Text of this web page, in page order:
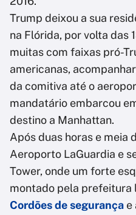
Trump deixou a sua
na Flórida, por volta das
muitas com faixas pró-
americanas,
da comitiva até o
mandatário embarcou
destino a Manhattan.
Após duas horas e meia
Aeroporto LaGuardia e
Tower, onde um forte
montado pela prefeitura
Cordões de segurança e